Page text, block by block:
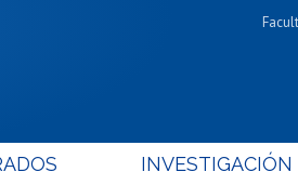
INVESTIGACIÓN